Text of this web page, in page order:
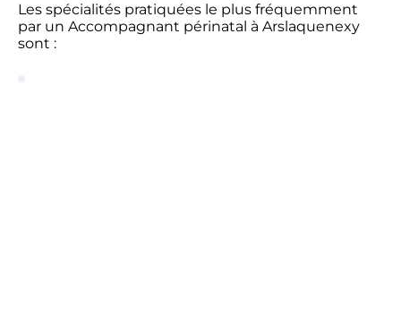
Les spécialités pratiquées le plus fréquemment
par un Accompagnant périnatal à Arslaquenexy
sont :